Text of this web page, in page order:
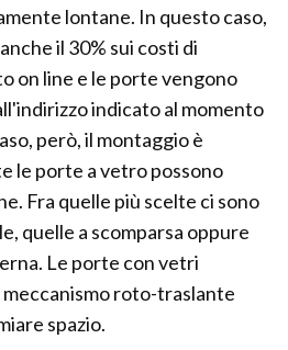
lontane. In questo caso,
il 30% sui costi di
on line e le porte vengono
indicato al momento
però, il montaggio è
le porte a vetro possono
Fra quelle più scelte ci sono
quelle a scomparsa oppure
Le porte con vetri
meccanismo roto-traslante
spazio.